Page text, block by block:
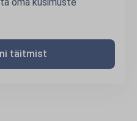
täitmist